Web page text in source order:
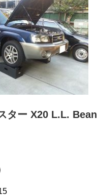
ター X20 L.L. Bean